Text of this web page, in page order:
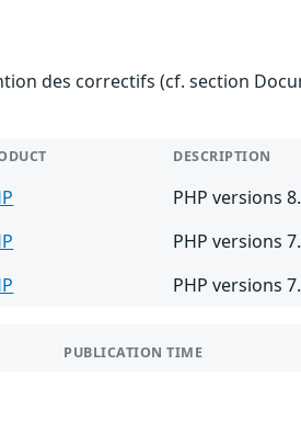
des correctifs (cf. section
DESCRIPTION
PHP versions
PHP versions
PHP versions
PUBLICATION TIME